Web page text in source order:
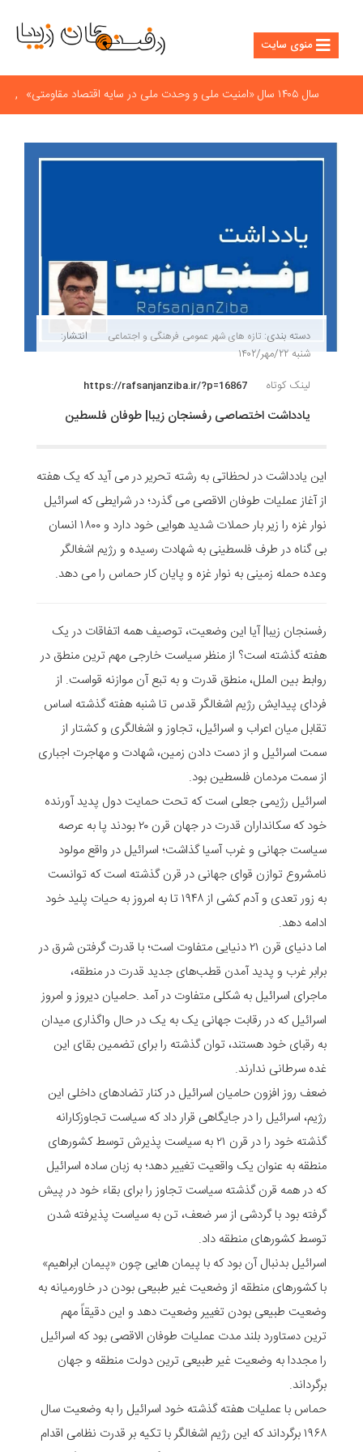
منوی سایت
سال ۱۴۰۵ سال «امنیت ملی و وحدت ملی در سایه اقتصاد مقاومتی»
دسته بندی:تازه های شهر عمومی فرهنگی و اجتماعی
انتشار:
شنبه ۲۲/مهر/۱۴۰۲
لینک کوتاه
https://rafsanjanziba.ir/?p=16867
یادداشت اختصاصی رفسنجان زیبا| طوفان فلسطین
این یادداشت در لحظاتی به رشته تحریر در می آید که یک هفته
از آغاز عملیات طوفان الاقصی می گذرد؛ در شرایطی که اسرائیل
نوار غزه را زیر بار حملات شدید هوایی خود دارد و ۱۸۰۰ انسان
بی گناه در طرف فلسطینی به شهادت رسیده و رژیم اشغالگر
وعده حمله زمینی به نوار غزه و پایان کار حماس را می دهد.
رفسنجان زیبا| آیا این وضعیت، توصیف همه اتفاقات در یک
هفته گذشته است؟ از منظر سیاست خارجی مهم ترین منطق در
روابط بین الملل، منطق قدرت و به تبع آن موازنه قواست. از
فردای پیدایش رژیم اشغالگر قدس تا شنبه هفته گذشته اساس
تقابل میان اعراب و اسرائیل، تجاوز و اشغالگری و کشتار از
سمت اسرائیل و از دست دادن زمین، شهادت و مهاجرت اجباری
از سمت مردمان فلسطین بود.
اسرائیل رژیمی جعلی است که تحت حمایت دول پدید آورنده
خود که سکانداران قدرت در جهان قرن ۲۰ بودند پا به عرصه
سیاست جهانی و غرب آسیا گذاشت؛ اسرائیل در واقع مولود
نامشروع توازن قوای جهانی در قرن گذشته است که توانست
به زور تعدی و آدم کشی از ۱۹۴۸ تا به امروز به حیات پلید خود
ادامه دهد.
اما دنیای قرن ۲۱ دنیایی متفاوت است؛ با قدرت گرفتن شرق در
برابر غرب و پدید آمدن قطب‌های جدید قدرت در منطقه،
ماجرای اسرائیل به شکلی متفاوت در آمد .حامیان دیروز و امروز
اسرائیل که در رقابت جهانی یک به یک در حال واگذاری میدان
به رقبای خود هستند، توان گذشته را برای تضمین بقای این
غده سرطانی ندارند.
ضعف روز افزون حامیان اسرائیل در کنار تضادهای داخلی این
رژیم، اسرائیل را در جایگاهی قرار داد که سیاست تجاوزکارانه
گذشته خود را در قرن ۲۱ به سیاست پذیرش توسط کشورهای
منطقه به عنوان یک واقعیت تغییر دهد؛ به زبان ساده اسرائیل
که در همه قرن گذشته سیاست تجاوز را برای بقاء خود در پیش
گرفته بود با گردشی از سر ضعف، تن به سیاست پذیرفته شدن
توسط کشورهای منطقه داد.
اسرائیل بدنبال آن بود که با پیمان هایی چون «پیمان ابراهیم»
با کشورهای منطقه از وضعیت غیر طبیعی بودن در خاورمیانه به
وضعیت طبیعی بودن تغییر وضعیت دهد و این دقیقاً مهم
ترین دستاورد بلند مدت عملیات طوفان الاقصی بود که اسرائیل
را مجددا به وضعیت غیر طبیعی ترین دولت منطقه و جهان
برگرداند.
حماس با عملیات هفته گذشته خود اسرائیل را به وضعیت سال
۱۹۶۸ برگرداند که این رژیم اشغالگر با تکیه بر قدرت نظامی اقدام